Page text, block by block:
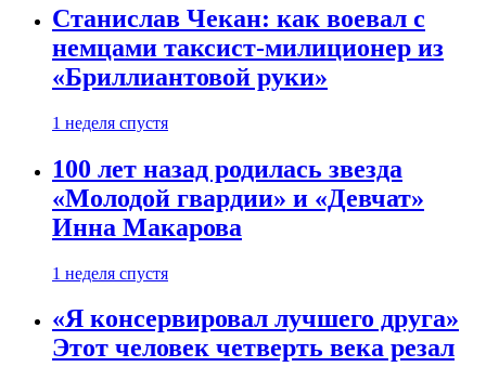
Станислав Чекан: как воевал с
немцами таксист-милиционер из
«Бриллиантовой руки»
1 неделя спустя
100 лет назад родилась звезда
«Молодой гвардии» и «Девчат»
Инна Макарова
1 неделя спустя
«Я консервировал лучшего друга»
Этот человек четверть века резал